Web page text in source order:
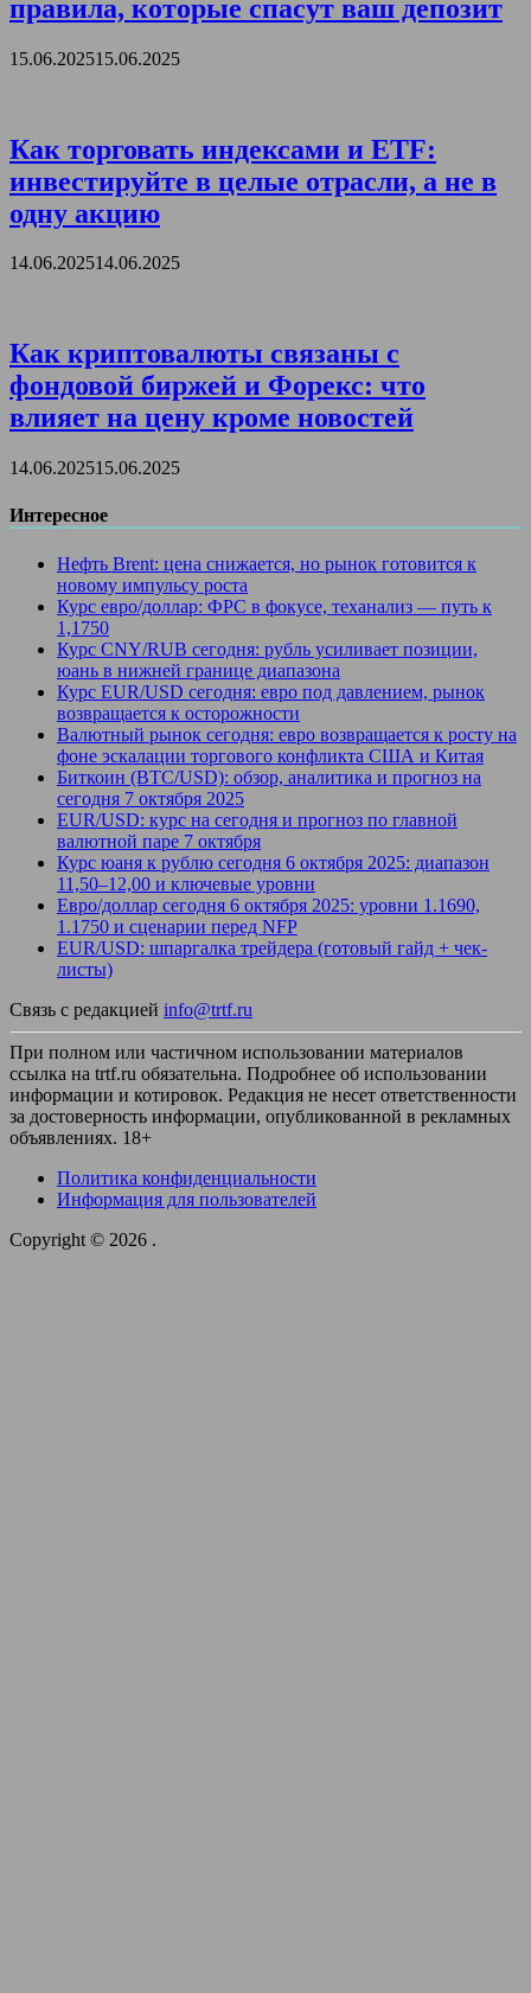
правила, которые спасут ваш депозит
15.06.202515.06.2025
Как торговать индексами и ETF:
инвестируйте в целые отрасли, а не в
одну акцию
14.06.202514.06.2025
Как криптовалюты связаны с
фондовой биржей и Форекс: что
влияет на цену кроме новостей
14.06.202515.06.2025
Интересное
Нефть Brent: цена снижается, но рынок готовится к
новому импульсу роста
Курс евро/доллар: ФРС в фокусе, теханализ — путь к
1,1750
Курс CNY/RUB сегодня: рубль усиливает позиции,
юань в нижней границе диапазона
Курс EUR/USD сегодня: евро под давлением, рынок
возвращается к осторожности
Валютный рынок сегодня: евро возвращается к росту на
фоне эскалации торгового конфликта США и Китая
Биткоин (BTC/USD): обзор, аналитика и прогноз на
сегодня 7 октября 2025
EUR/USD: курс на сегодня и прогноз по главной
валютной паре 7 октября
Курс юаня к рублю сегодня 6 октября 2025: диапазон
11,50–12,00 и ключевые уровни
Евро/доллар сегодня 6 октября 2025: уровни 1.1690,
1.1750 и сценарии перед NFP
EUR/USD: шпаргалка трейдера (готовый гайд + чек-
листы)
Связь с редакцией info@trtf.ru
При полном или частичном использовании материалов
ссылка на trtf.ru обязательна. Подробнее об использовании
информации и котировок. Редакция не несет ответственности
за достоверность информации, опубликованной в рекламных
объявлениях. 18+
Политика конфиденциальности
Информация для пользователей
Copyright © 2026 .